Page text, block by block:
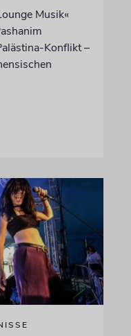
Musik«
Konflikt –